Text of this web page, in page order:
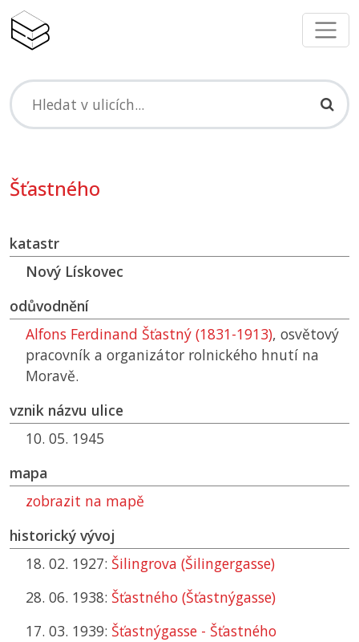
Šťastného
katastr
Nový Lískovec
odůvodnění
Alfons Ferdinand Šťastný (1831-1913), osvětový
pracovník a organizátor rolnického hnutí na
Moravě.
vznik názvu ulice
10. 05. 1945
mapa
zobrazit na mapě
historický vývoj
18. 02. 1927: Šilingrova (Šilingergasse)
28. 06. 1938: Šťastného (Šťastnýgasse)
17. 03. 1939: Šťastnýgasse - Šťastného